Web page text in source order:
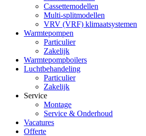
Cassettemodellen
Multi-splitmodellen
VRV (VRF) klimaatsystemen
Warmtepompen
Particulier
Zakelijk
Warmtepompboilers
Luchtbehandeling
Particulier
Zakelijk
Service
Montage
Service & Onderhoud
Vacatures
Offerte